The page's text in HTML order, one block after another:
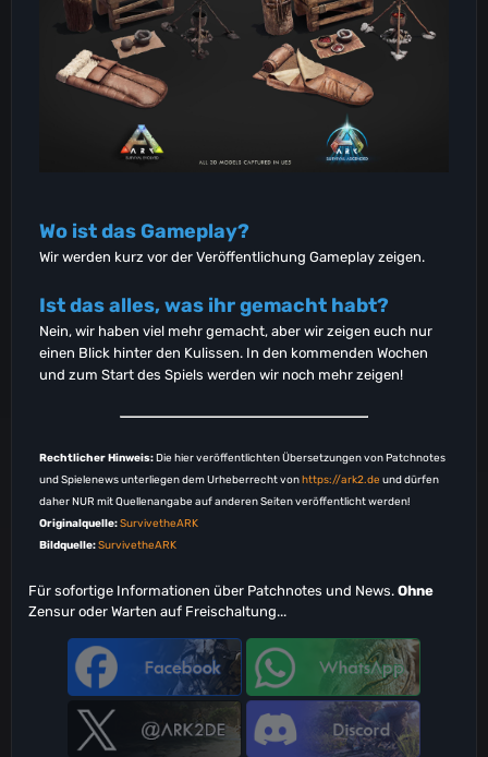
Wo ist das Gameplay?
Wir werden kurz vor der Veröffentlichung Gameplay zeigen.
Ist das alles, was ihr gemacht habt?
Nein, wir haben viel mehr gemacht, aber wir zeigen euch nur
einen Blick hinter den Kulissen. In den kommenden Wochen
und zum Start des Spiels werden wir noch mehr zeigen!
Rechtlicher Hinweis:Die hier veröffentlichten Übersetzungen von Patchnotes
und Spielenews unterliegen dem Urheberrecht vonhttps://ark2.de und dürfen
daher NUR mit Quellenangabe auf anderen Seiten veröffentlicht werden!
Originalquelle:SurvivetheARK
Bildquelle:SurvivetheARK
Für sofortige Informationen über Patchnotes und News. Ohne
Zensur oder Warten auf Freischaltung...